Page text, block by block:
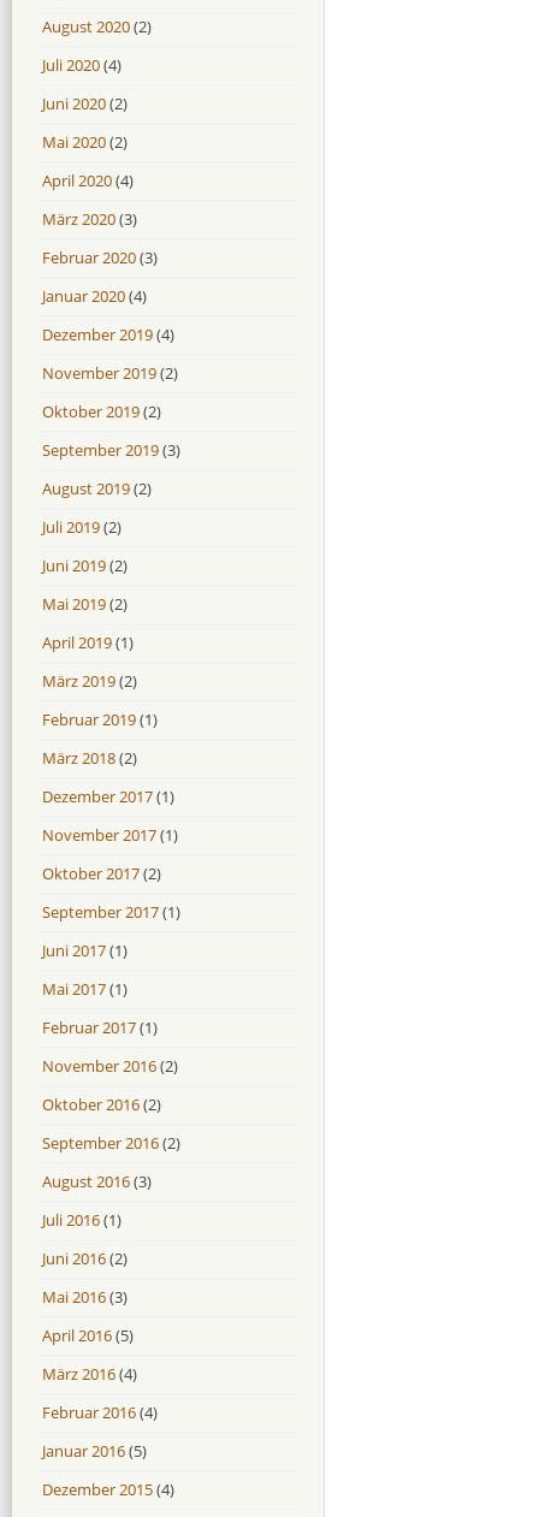
August 2020(2)
Juli 2020(4)
Juni 2020(2)
Mai 2020(2)
April 2020(4)
März 2020(3)
Februar 2020(3)
Januar 2020(4)
Dezember 2019(4)
November 2019(2)
Oktober 2019(2)
September 2019(3)
August 2019(2)
Juli 2019(2)
Juni 2019(2)
Mai 2019(2)
April 2019(1)
März 2019(2)
Februar 2019(1)
März 2018(2)
Dezember 2017(1)
November 2017(1)
Oktober 2017(2)
September 2017(1)
Juni 2017(1)
Mai 2017(1)
Februar 2017(1)
November 2016(2)
Oktober 2016(2)
September 2016(2)
August 2016(3)
Juli 2016(1)
Juni 2016(2)
Mai 2016(3)
April 2016(5)
März 2016(4)
Februar 2016(4)
Januar 2016(5)
Dezember 2015(4)